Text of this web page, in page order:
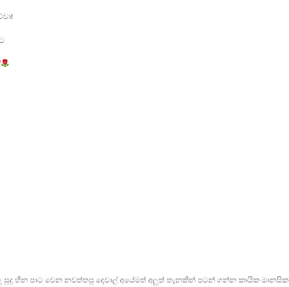
හීන පාට වෙන නවත්තපු දෙවාල් අයේමත් අලුත් තැනකින් පටන් ගන්න කායික මානසික